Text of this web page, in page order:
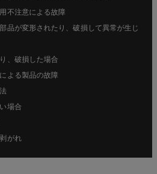
不注意による故障
品が変形されたり、破損して異常が生じ
、破損した場合
よる製品の故障
場合
がれ